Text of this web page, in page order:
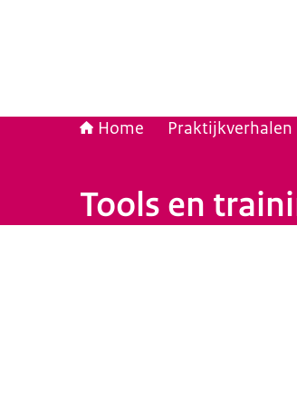
Home Praktijkverhalen
Tools en